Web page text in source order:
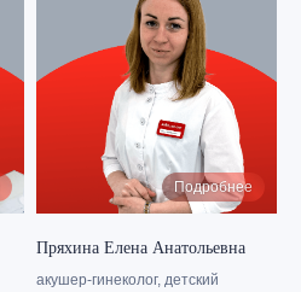
Подробнее
Пряхина Елена Анатольевна
акушер-гинеколог, детский